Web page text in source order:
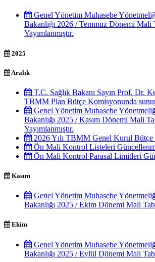
Genel Yönetim Muhasebe
Bakanlığı 2026 / Temmuz Dönemi Mali
Yayımlanmıştır.
2025
Aralık
T.C. Sağlık Bakanı Sayın Prof. Dr.
TBMM Plan Bütçe Komisyonunda
Genel Yönetim Muhasebe
Bakanlığı 2025 / Kasım Dönemi Mali
Yayımlanmıştır.
2026 Yılı TBMM Genel Kurul Bütçe
Ön Mali Kontrol Listeleri
Ön Mali Kontrol Parasal Limitleri
Kasım
Genel Yönetim Muhasebe
Bakanlığı 2025 / Ekim Dönemi Mali
Ekim
Genel Yönetim Muhasebe
Bakanlığı 2025 / Eylül Dönemi Mali